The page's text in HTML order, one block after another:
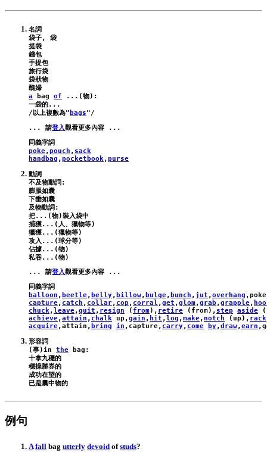
名詞
袋子, 袋
提袋
錢包
手提包
旅行袋
袋狀物
a
bag of ...(物):
一袋的...
/以上複數為" bags
... 請登入
poke,pouch , sack
handbag ,pocketbook,purse
動詞
不及物動詞:
膨脹如囊
下垂如囊
及物動詞:
把...(物)裝入袋中
捕獲...(人、獵物等)
獵獲...(獵物等)
攻入...(球分等)
佔據...(物)
... 請登入
balloon , beetle, belly, billow, bulge, bunch , jut ,overhang ,poke
capture, catch , collar, cop , corral ,get ,glom,grab ,grapple,
chuck, leave,quit , resign ( from), retire ( from), step aside (
achieve,attain , chalk up ,gain , hit , log ,make, notch (up ), rack
acquire,attain , bring in , capture, carry, come by,draw,earn ,
形容詞
(事)in the bag :
十拿九穩的
穩操勝券的
成功在望的
例句
A fall bag utterly devoid of studs?